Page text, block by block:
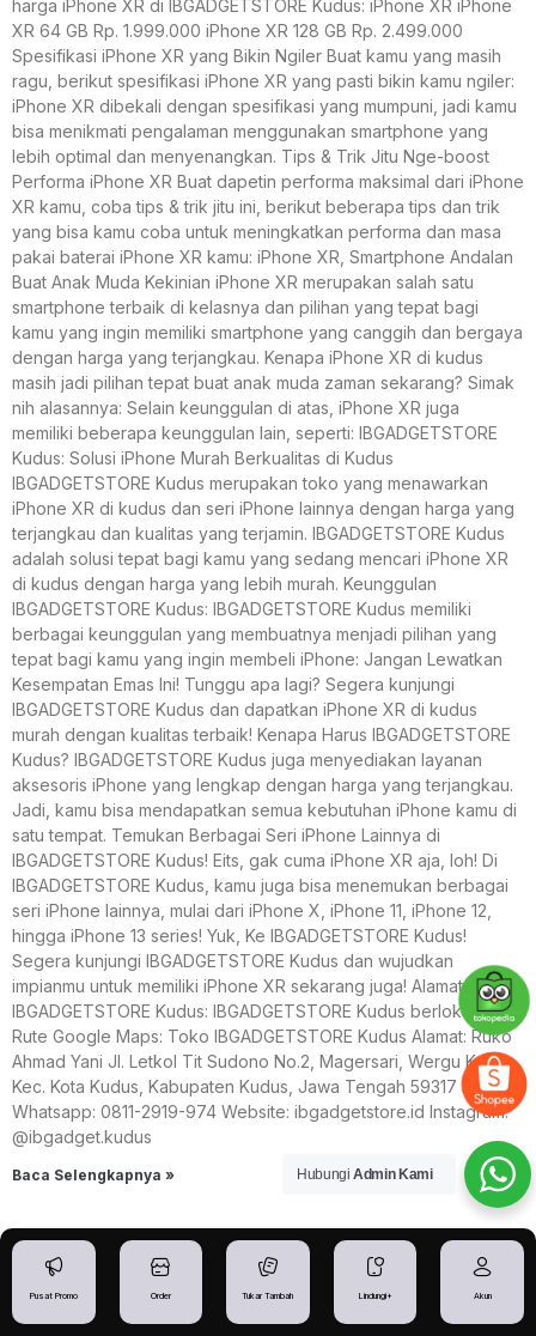
harga iPhone XR di IBGADGETSTORE Kudus: iPhone XR iPhone
XR 64 GB Rp. 1.999.000 iPhone XR 128 GB Rp. 2.499.000
Spesifikasi iPhone XR yang Bikin Ngiler Buat kamu yang masih
ragu, berikut spesifikasi iPhone XR yang pasti bikin kamu ngiler:
iPhone XR dibekali dengan spesifikasi yang mumpuni, jadi kamu
bisa menikmati pengalaman menggunakan smartphone yang
lebih optimal dan menyenangkan. Tips & Trik Jitu Nge-boost
Performa iPhone XR Buat dapetin performa maksimal dari iPhone
XR kamu, coba tips & trik jitu ini, berikut beberapa tips dan trik
yang bisa kamu coba untuk meningkatkan performa dan masa
pakai baterai iPhone XR kamu: iPhone XR, Smartphone Andalan
Buat Anak Muda Kekinian iPhone XR merupakan salah satu
smartphone terbaik di kelasnya dan pilihan yang tepat bagi
kamu yang ingin memiliki smartphone yang canggih dan bergaya
dengan harga yang terjangkau. Kenapa iPhone XR di kudus
masih jadi pilihan tepat buat anak muda zaman sekarang? Simak
nih alasannya: Selain keunggulan di atas, iPhone XR juga
memiliki beberapa keunggulan lain, seperti: IBGADGETSTORE
Kudus: Solusi iPhone Murah Berkualitas di Kudus
IBGADGETSTORE Kudus merupakan toko yang menawarkan
iPhone XR di kudus dan seri iPhone lainnya dengan harga yang
terjangkau dan kualitas yang terjamin. IBGADGETSTORE Kudus
adalah solusi tepat bagi kamu yang sedang mencari iPhone XR
di kudus dengan harga yang lebih murah. Keunggulan
IBGADGETSTORE Kudus: IBGADGETSTORE Kudus memiliki
berbagai keunggulan yang membuatnya menjadi pilihan yang
tepat bagi kamu yang ingin membeli iPhone: Jangan Lewatkan
Kesempatan Emas Ini! Tunggu apa lagi? Segera kunjungi
IBGADGETSTORE Kudus dan dapatkan iPhone XR di kudus
murah dengan kualitas terbaik! Kenapa Harus IBGADGETSTORE
Kudus? IBGADGETSTORE Kudus juga menyediakan layanan
aksesoris iPhone yang lengkap dengan harga yang terjangkau.
Jadi, kamu bisa mendapatkan semua kebutuhan iPhone kamu di
satu tempat. Temukan Berbagai Seri iPhone Lainnya di
IBGADGETSTORE Kudus! Eits, gak cuma iPhone XR aja, loh! Di
IBGADGETSTORE Kudus, kamu juga bisa menemukan berbagai
seri iPhone lainnya, mulai dari iPhone X, iPhone 11, iPhone 12,
hingga iPhone 13 series! Yuk, Ke IBGADGETSTORE Kudus!
Segera kunjungi IBGADGETSTORE Kudus dan wujudkan
impianmu untuk memiliki iPhone XR sekarang juga! Alamat
IBGADGETSTORE Kudus: IBGADGETSTORE Kudus berlokasi di :
Rute Google Maps: Toko IBGADGETSTORE Kudus Alamat: Ruko
Ahmad Yani Jl. Letkol Tit Sudono No.2, Magersari, Wergu Kulon,
Kec. Kota Kudus, Kabupaten Kudus, Jawa Tengah 59317 Nomor
Whatsapp: 0811-2919-974 Website: ibgadgetstore.id Instagram:
@ibgadget.kudus
Baca Selengkapnya »
Pusat Promo Order Tukar Tambah Lindungi+ Akun
Hubungi Admin Kami